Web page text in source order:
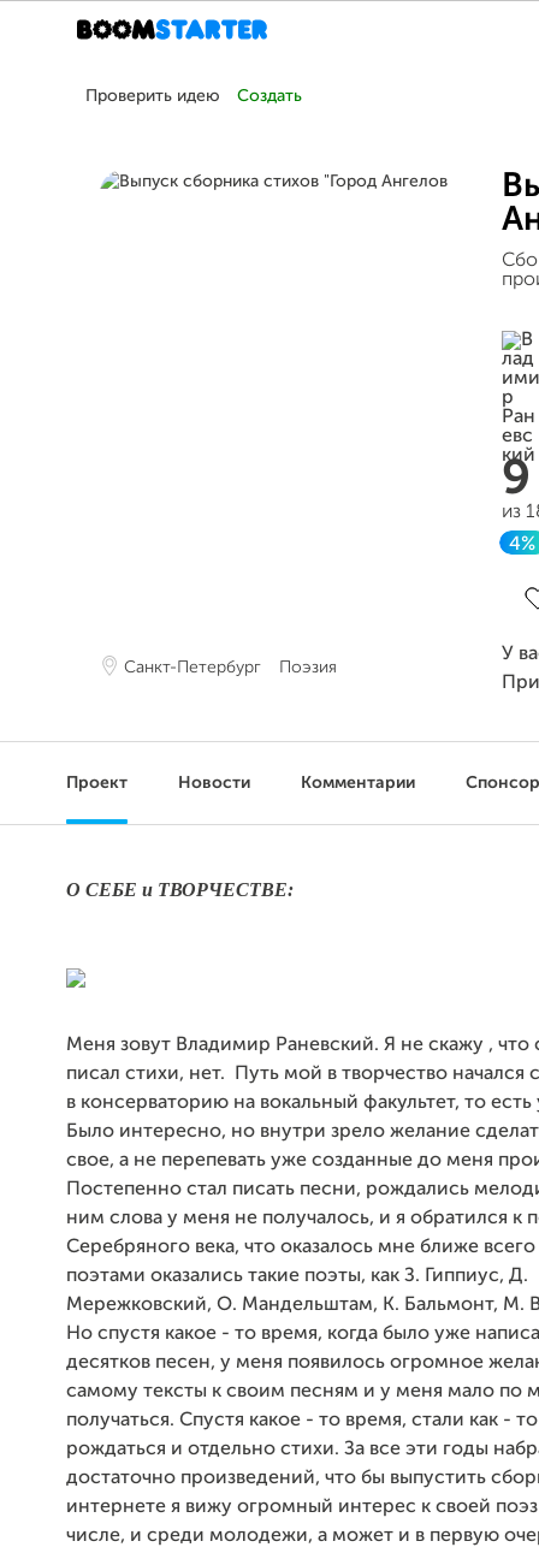
Проверить идею Создать
Санкт-Петербург Поэзия
из
4%
У
Проект Новости Комментарии
О СЕБЕ и ТВОРЧЕСТВЕ:
Меня зовут Владимир Раневский. Я не скажу , что
писал стихи, нет. Путь мой в творчество начался
в консерваторию на вокальный факультет, то есть
Было интересно, но внутри зрело желание
свое, а не перепевать уже созданные до меня
Постепенно стал писать песни, рождались
ним слова у меня не получалось, и я обратился к
Серебряного века, что оказалось мне ближе
поэтами оказались такие поэты, как З. Гиппиус, Д.
Мережковский, О. Мандельштам, К. Бальмонт, М.
Но спустя какое - то время, когда было уже
десятков песен, у меня появилось огромное
самому тексты к своим песням и у меня мало по
получаться. Спустя какое - то время, стали как -
рождаться и отдельно стихи. За все эти годы
достаточно произведений, что бы выпустить
интернете я вижу огромный интерес к своей
числе, и среди молодежи, а может и в первую